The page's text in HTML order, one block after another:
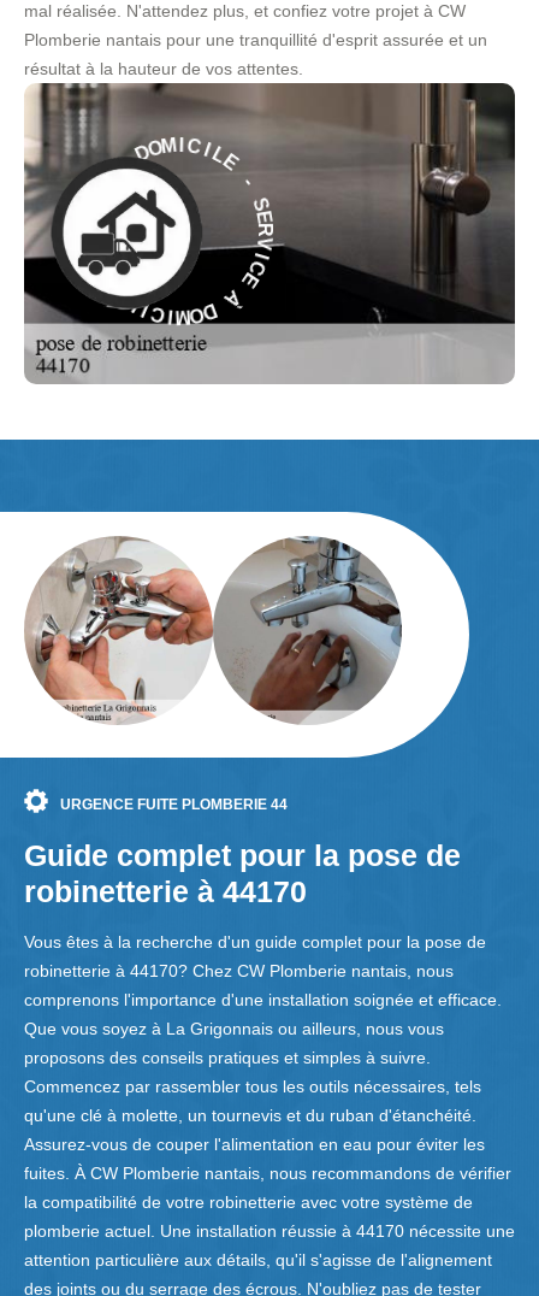
mal réalisée. N'attendez plus, et confiez votre projet à CW
Plomberie nantais pour une tranquillité d'esprit assurée et un
résultat à la hauteur de vos attentes.
S
E
R
V
I
E
DO
MICILE -
SER
V
I
C
E
À
D
O
M
I
C
I
L
E
-
URGENCE FUITE PLOMBERIE 44
Guide complet pour la pose de
robinetterie à 44170
Vous êtes à la recherche d'un guide complet pour la pose de
robinetterie à 44170? Chez CW Plomberie nantais, nous
comprenons l'importance d'une installation soignée et efficace.
Que vous soyez à La Grigonnais ou ailleurs, nous vous
proposons des conseils pratiques et simples à suivre.
Commencez par rassembler tous les outils nécessaires, tels
qu'une clé à molette, un tournevis et du ruban d'étanchéité.
Assurez-vous de couper l'alimentation en eau pour éviter les
fuites. À CW Plomberie nantais, nous recommandons de vérifier
la compatibilité de votre robinetterie avec votre système de
plomberie actuel. Une installation réussie à 44170 nécessite une
attention particulière aux détails, qu'il s'agisse de l'alignement
des joints ou du serrage des écrous. N'oubliez pas de tester